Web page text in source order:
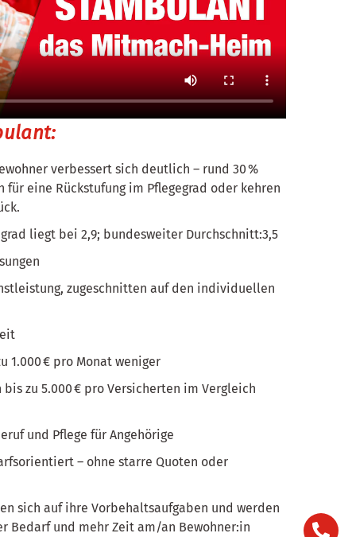
verbessert sich deutlich – rund 30 %
für eine Rückstufung im Pflegegrad oder kehren
liegt bei 2,9; bundesweiter Durchschnitt:3,5
zugeschnitten auf den individuellen
1.000 € pro Monat weniger
zu 5.000 € pro Versicherten im Vergleich
und Pflege für Angehörige
– ohne starre Quoten oder
sich auf ihre Vorbehaltsaufgaben und werden
Bedarf und mehr Zeit am/an Bewohner:in